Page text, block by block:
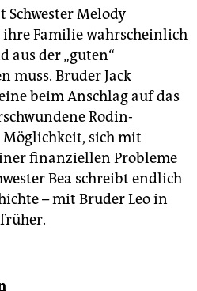
Schwester Melody
ihre Familie wahrscheinlich
aus der „guten“
muss. Bruder Jack
beim Anschlag auf das
Rodin-
sich mit
finanziellen Probleme
Bea schreibt endlich
– mit Bruder Leo in